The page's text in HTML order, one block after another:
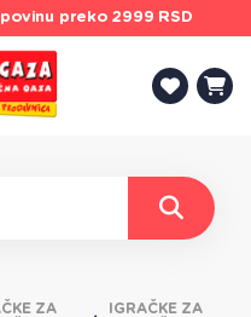
preko 2999 RSD
ZA
IGRAČKE ZA